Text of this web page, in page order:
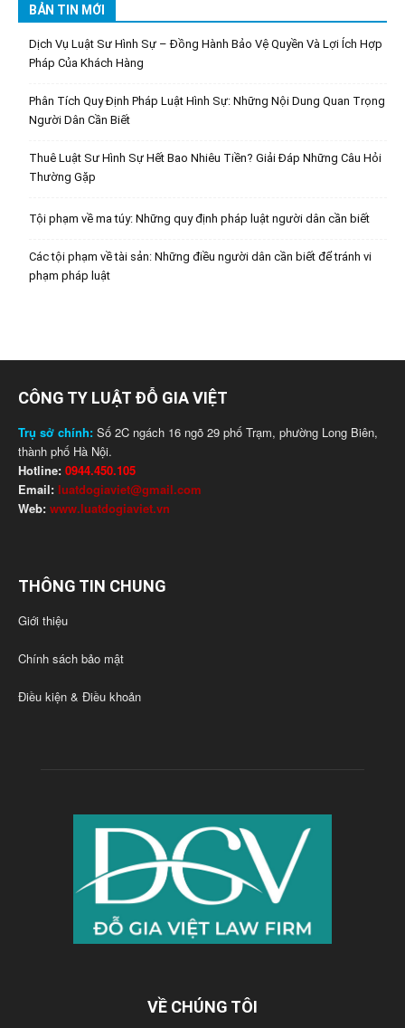
BẢN TIN MỚI
Dịch Vụ Luật Sư Hình Sự – Đồng Hành Bảo Vệ Quyền Và Lợi Ích Hợp
Pháp Của Khách Hàng
Phân Tích Quy Định Pháp Luật Hình Sự: Những Nội Dung Quan Trọng
Người Dân Cần Biết
Thuê Luật Sư Hình Sự Hết Bao Nhiêu Tiền? Giải Đáp Những Câu Hỏi
Thường Gặp
Tội phạm về ma túy: Những quy định pháp luật người dân cần biết
Các tội phạm về tài sản: Những điều người dân cần biết để tránh vi
phạm pháp luật
CÔNG TY LUẬT ĐỖ GIA VIỆT
Trụ sở chính: Số 2C ngách 16 ngõ 29 phố Trạm, phường Long Biên,
thành phố Hà Nội.
Hotline: 0944.450.105
Email: luatdogiaviet@gmail.com
Web: www.luatdogiaviet.vn
THÔNG TIN CHUNG
Giới thiệu
Chính sách bảo mật
Điều kiện & Điều khoản
VỀ CHÚNG TÔI